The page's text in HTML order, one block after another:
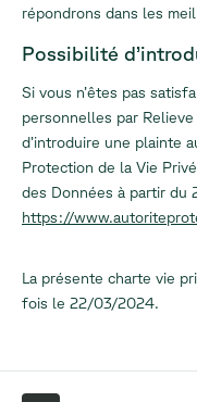
répondrons dans les
Possibilité
Si vous n’êtes pas
personnelles par
d’introduire une plainte
Protection de la Vie
des Données à partir du
https://
La présente charte vie
fois le 22/03/2024.